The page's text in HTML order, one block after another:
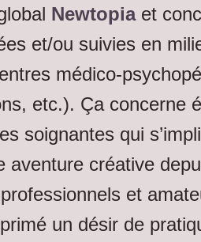
Newtopia et
et/ou suivies en
médico-
etc.). Ça concerne
soignantes qui
aventure créative
et
un désir de